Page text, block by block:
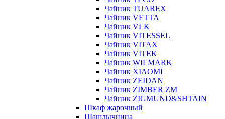
Чайник TUAREX
Чайник VETTA
Чайник VLK
Чайник VITESSEL
Чайник VITAX
Чайник VITEK
Чайник WILMARK
Чайник XIAOMI
Чайник ZEIDAN
Чайник ZIMBER ZM
Чайник ZIGMUND&SHTAIN
Шкаф жарочный
Шашлычница